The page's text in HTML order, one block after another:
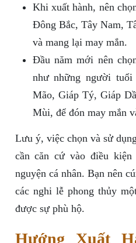
Khi xuất hành, nên
Đông Bắc, Tây Nam,
và mang lại may mắn.
Đầu năm mới nên
như những người
Mão, Giáp Tý, Giáp
Mùi, để đón may mắn
Lưu ý, việc chọn và sử
cần căn cứ vào điều
nguyện cá nhân. Bạn nên
các nghi lễ phong thủy
được sự phù hộ.
Hướng Xuất